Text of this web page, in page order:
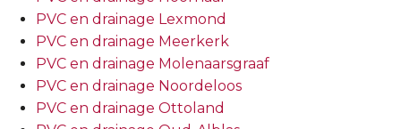
PVC en drainage Lexmond
PVC en drainage Meerkerk
PVC en drainage Molenaarsgraaf
PVC en drainage Noordeloos
PVC en drainage Ottoland